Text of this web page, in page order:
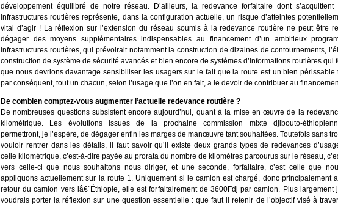
développement équilibré de notre réseau. D’ailleurs, la redevance forfaitaire dont
infrastructures routières représente, dans la configuration actuelle, un risque d’atteintes
vital d’agir ! La réflexion sur l’extension du réseau soumis à la redevance routière ne peut être
dégager des moyens supplémentaires indispensables au financement d’un ambitieux
infrastructures routières, qui prévoirait notamment la construction de dizaines de contournements,
construction de système de sécurité avancés et bien encore de systèmes d’informations routières
que nous devrions davantage sensibiliser les usagers sur le fait que la route est un bien périssable
par conséquent, tout un chacun, selon l’usage que l’on en fait, a le devoir de contribuer au
De combien comptez-vous augmenter l’actuelle redevance routière ?
De nombreuses questions subsistent encore aujourd’hui, quant à la mise en œuvre de la
kilométrique. Les évolutions issues de la prochaine commission mixte djibouto-
permettront, je l’espère, de dégager enfin les marges de manœuvre tant souhaitées. Toutefois sans
vouloir rentrer dans les détails, il faut savoir qu’il existe deux grands types de redevances
celle kilométrique, c’est-à-dire payée au prorata du nombre de kilomètres parcourus sur le réseau,
vers celle-ci que nous souhaitons nous diriger, et une seconde, forfaitaire, c’est celle que
appliquons actuellement sur la route 1. Uniquement si le camion est chargé, donc principalement
retour du camion vers lâ€˜Éthiopie, elle est forfaitairement de 3600Fdj par camion. Plus largement
voudrais porter la réflexion sur une question essentielle : que faut il retenir de l’objectif visé à